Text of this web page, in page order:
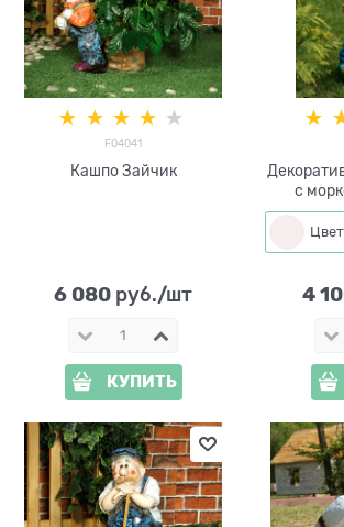
F04041
Кашпо Зайчик
6 080 руб./шт
КУПИТЬ
с
4